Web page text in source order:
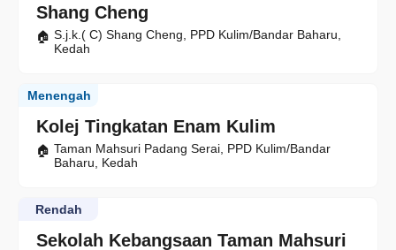
Shang Cheng
S.j.k.( C) Shang Cheng, PPD Kulim/Bandar Baharu,
Kedah
Kolej Tingkatan Enam Kulim
Menengah
Taman Mahsuri Padang Serai, PPD Kulim/Bandar
Baharu, Kedah
Sekolah Kebangsaan Taman Mahsuri
Rendah